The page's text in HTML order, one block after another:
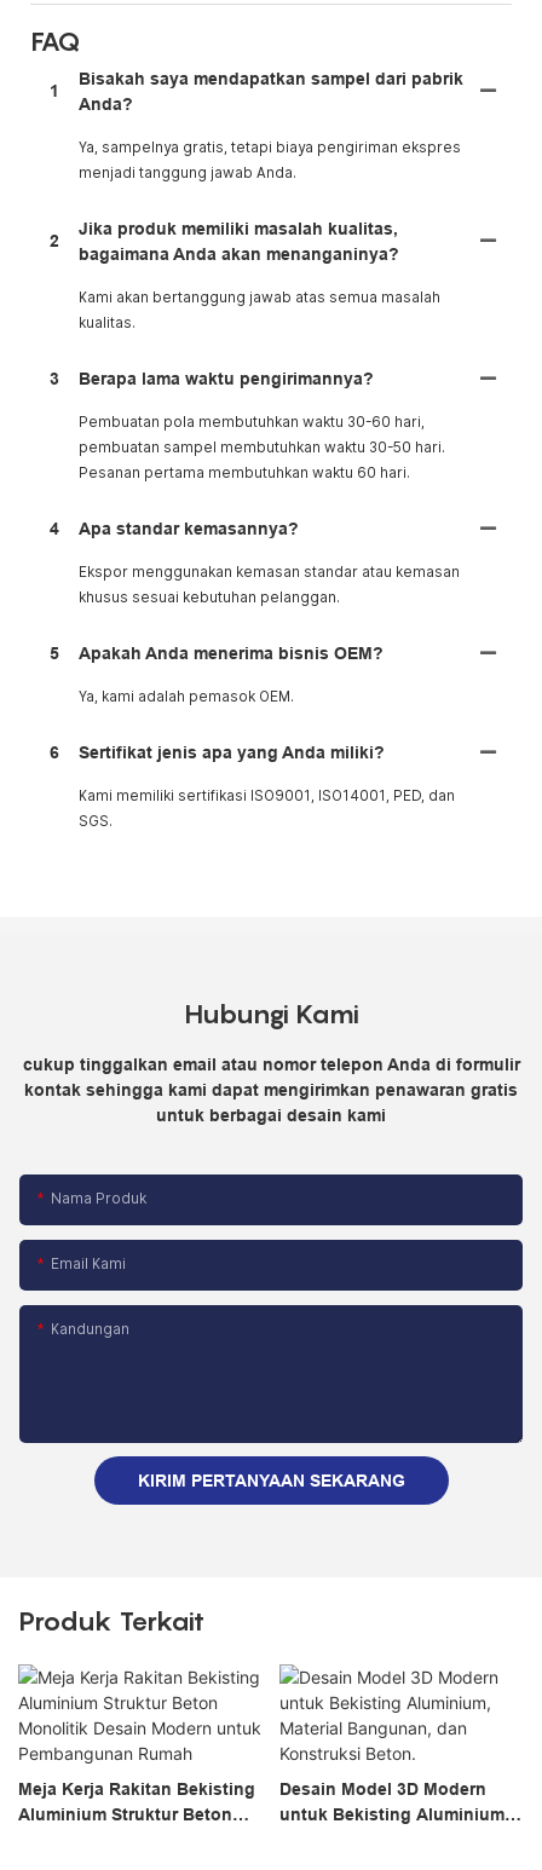
FAQ
1
Bisakah saya mendapatkan sampel dari pabrik
Anda?
Ya, sampelnya gratis, tetapi biaya pengiriman ekspres
menjadi tanggung jawab Anda.
2
Jika produk memiliki masalah kualitas,
bagaimana Anda akan menanganinya?
Kami akan bertanggung jawab atas semua masalah
kualitas.
3 Berapa lama waktu pengirimannya?
Pembuatan pola membutuhkan waktu 30-60 hari,
pembuatan sampel membutuhkan waktu 30-50 hari.
Pesanan pertama membutuhkan waktu 60 hari.
4 Apa standar kemasannya?
Ekspor menggunakan kemasan standar atau kemasan
khusus sesuai kebutuhan pelanggan.
5 Apakah Anda menerima bisnis OEM?
Ya, kami adalah pemasok OEM.
6 Sertifikat jenis apa yang Anda miliki?
Kami memiliki sertifikasi ISO9001, ISO14001, PED, dan
SGS.
Hubungi Kami
cukup tinggalkan email atau nomor telepon Anda di formulir
kontak sehingga kami dapat mengirimkan penawaran gratis
untuk berbagai desain kami
Nama Produk
Email Kami
Kandungan
KIRIM PERTANYAAN SEKARANG
Produk Terkait
Meja Kerja Rakitan Bekisting
Aluminium Struktur Beton
Desain Model 3D Modern
untuk Bekisting Aluminium,